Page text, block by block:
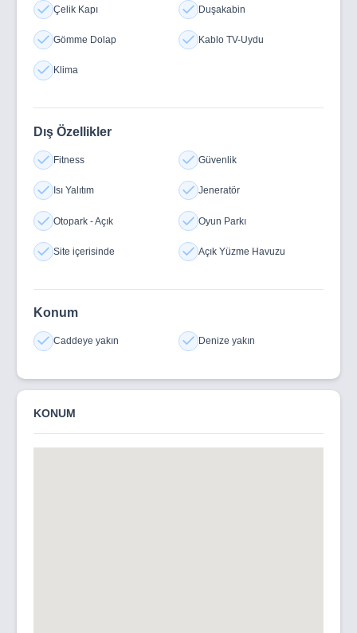
Çelik Kapı Duşakabin
Gömme Dolap Kablo TV-Uydu
Klima
Dış Özellikler
Fitness Güvenlik
Isı Yalıtım Jeneratör
Otopark - Açık Oyun Parkı
Site içerisinde Açık Yüzme Havuzu
Konum
Caddeye yakın Denize yakın
KONUM